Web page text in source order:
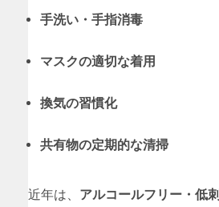
手洗い・手指消毒
マスクの適切な着用
換気の習慣化
共有物の定期的な清掃
近年は、 アルコールフリー・低